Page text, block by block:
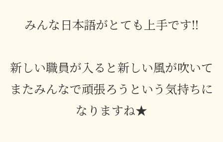
みんな日本語がとても上手です!!
新しい職員が入ると新しい風が吹いて
またみんなで頑張ろうという気持ちに
なりますね★